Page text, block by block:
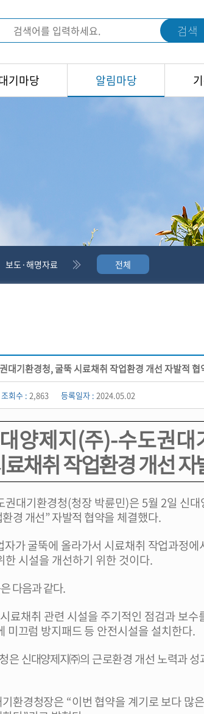
검색
기마당 알림마당
보도·해명자료 전체
대기환경청, 굴뚝 시료채취 작업환경 개선 자발적 협
조회수 : 2,863 등록일자 : 2024.05.02
양제지(주)-수도권대
채취 작업환경 개선
권대기환경청(청장 박륜민)은5월 2일 신대
경 개선”자발적 협약을 체결했다.
자가 굴뚝에 올라가서 시료채취 작업과정에
한 시설을 개선하기 위한 것이다.
다음과 같다.
시료채취 관련 시설을 주기적인 점검과 보수
미끄럼 방지패드 등 안전시설을 설치한다.
은신대양제지㈜의 근로환경 개선 노력과
환경청장은 “이번 협약을 계기로 보다 많